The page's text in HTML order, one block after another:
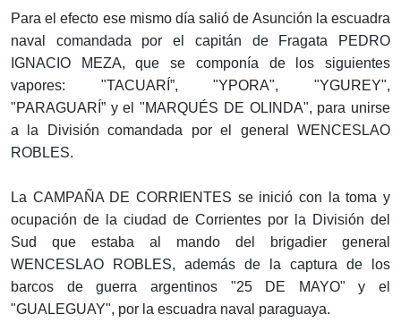
Para el efecto ese mismo día salió de Asunción la escuadra
naval comandada por el capitán de Fragata PEDRO
IGNACIO MEZA, que se componía de los siguientes
vapores: "TACUARÍ”, "YPORA", "YGUREY",
"PARAGUARÍ” y el "MARQUÉS DE OLINDA", para unirse
a la División comandada por el general WENCESLAO
ROBLES.
La CAMPAÑA DE CORRIENTES se inició con la toma y
ocupación de la ciudad de Corrientes por la División del
Sud que estaba al mando del brigadier general
WENCESLAO ROBLES, además de la captura de los
barcos de guerra argentinos "25 DE MAYO" y el
"GUALEGUAY", por la escuadra naval paraguaya.